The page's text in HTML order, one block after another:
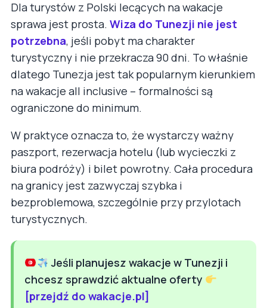
Dla turystów z Polski lecących na wakacje
sprawa jest prosta. Wiza do Tunezji nie jest
potrzebna, jeśli pobyt ma charakter
turystyczny i nie przekracza 90 dni. To właśnie
dlatego Tunezja jest tak popularnym kierunkiem
na wakacje all inclusive – formalności są
ograniczone do minimum.
W praktyce oznacza to, że wystarczy ważny
paszport, rezerwacja hotelu (lub wycieczki z
biura podróży) i bilet powrotny. Cała procedura
na granicy jest zazwyczaj szybka i
bezproblemowa, szczególnie przy przylotach
turystycznych.
Jeśli planujesz wakacje w Tunezji i
chcesz sprawdzić aktualne oferty
[przejdź do wakacje.pl]